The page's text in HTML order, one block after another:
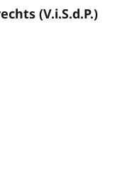
(V.i.S.d.P.)